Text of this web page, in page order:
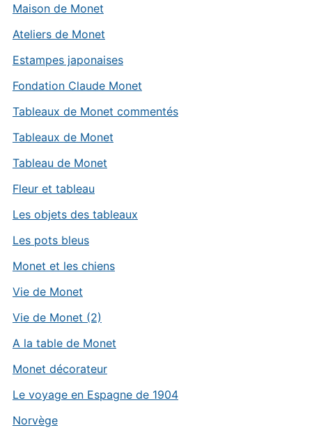
Maison de Monet
Ateliers de Monet
Estampes japonaises
Fondation Claude Monet
Tableaux de Monet commentés
Tableaux de Monet
Tableau de Monet
Fleur et tableau
Les objets des tableaux
Les pots bleus
Monet et les chiens
Vie de Monet
Vie de Monet (2)
A la table de Monet
Monet décorateur
Le voyage en Espagne de 1904
Norvège